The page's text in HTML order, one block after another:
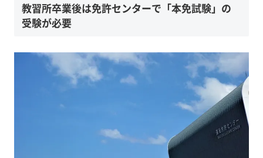
教習所卒業後は免許センターで「本免試験」の
受験が必要